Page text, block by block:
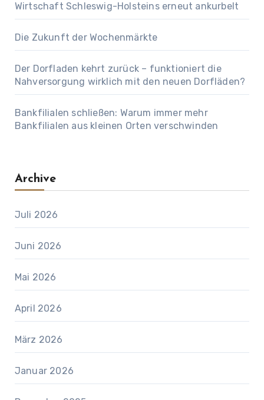
Wirtschaft Schleswig-Holsteins erneut ankurbelt
Die Zukunft der Wochenmärkte
Der Dorfladen kehrt zurück – funktioniert die
Nahversorgung wirklich mit den neuen Dorfläden?
Bankfilialen schließen: Warum immer mehr
Bankfilialen aus kleinen Orten verschwinden
Archive
Juli 2026
Juni 2026
Mai 2026
April 2026
März 2026
Januar 2026